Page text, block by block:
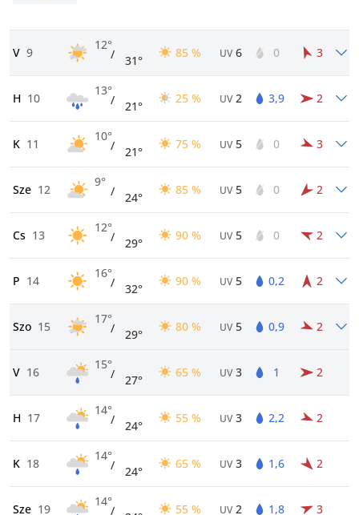
V 9
12°
/ 31°
85 % UV 6 0 3
H 10
13°
/ 21°
25 % UV 2 3,9 2
K 11
10°
/ 21°
75 % UV 5 0 3
Sze 12
9°
/ 24°
85 % UV 5 0 2
Cs 13
12°
/ 29°
90 % UV 5 0 2
P 14
16°
/ 32°
90 % UV 5 0,2 2
Szo 15
17°
/ 29°
80 % UV 5 0,9 2
V 16
15°
/ 27°
65 % UV 3 1 2
H 17
14°
/ 24°
55 % UV 3 2,2 2
K 18
14°
/ 24°
65 % UV 3 1,6 2
Sze 19
14°
/ 55 % UV 2 1,8 3